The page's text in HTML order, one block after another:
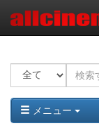
メニュー